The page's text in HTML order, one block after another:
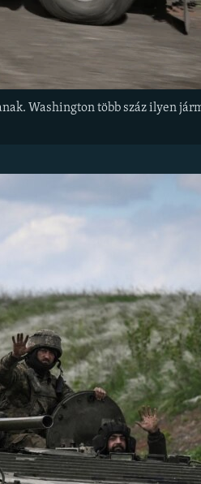
Washington több száz ilyen